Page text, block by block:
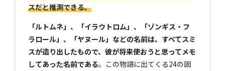
スだと推測できる。
「ルトムネ」、「イラウトロム」、「ゾンギス・フ
ラロール」、「ヤヌール」などの名前は、すべてスミ
スが造り出したもので、彼が将来使おうと思ってメモ
してあった名前である。この物語に出てくる24の固